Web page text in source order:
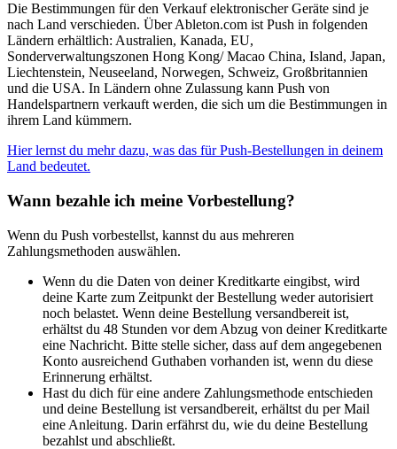
Die Bestimmungen für den Verkauf elektronischer Geräte sind je
nach Land verschieden. Über Ableton.com ist Push in folgenden
Ländern erhältlich: Australien, Kanada, EU,
Sonderverwaltungszonen Hong Kong/ Macao China, Island, Japan,
Liechtenstein, Neuseeland, Norwegen, Schweiz, Großbritannien
und die USA. In Ländern ohne Zulassung kann Push von
Handelspartnern verkauft werden, die sich um die Bestimmungen in
ihrem Land kümmern.
Hier lernst du mehr dazu, was das für Push-Bestellungen in deinem
Land bedeutet.
Wann bezahle ich meine Vorbestellung?
Wenn du Push vorbestellst, kannst du aus mehreren
Zahlungsmethoden auswählen.
Wenn du die Daten von deiner Kreditkarte eingibst, wird
deine Karte zum Zeitpunkt der Bestellung weder autorisiert
noch belastet. Wenn deine Bestellung versandbereit ist,
erhältst du 48 Stunden vor dem Abzug von deiner Kreditkarte
eine Nachricht. Bitte stelle sicher, dass auf dem angegebenen
Konto ausreichend Guthaben vorhanden ist, wenn du diese
Erinnerung erhältst.
Hast du dich für eine andere Zahlungsmethode entschieden
und deine Bestellung ist versandbereit, erhältst du per Mail
eine Anleitung. Darin erfährst du, wie du deine Bestellung
bezahlst und abschließt.